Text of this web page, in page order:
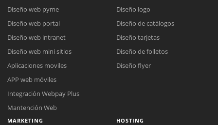
Diseño web pyme
Diseño web portal
Diseño web intranet
Diseño web mini sitios
Aplicaciones moviles
APP web móviles
Integración Webpay Plus
Mantención Web
Diseño logo
Diseño de catálogos
Diseño tarjetas
Diseño de folletos
Diseño flyer
MARKETING HOSTING